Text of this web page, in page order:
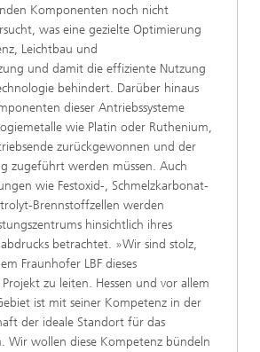
Komponenten noch nicht
was eine gezielte Optimierung
Leichtbau und
und damit die effiziente Nutzung
behindert. Darüber hinaus
dieser Antriebssysteme
wie Platin oder Ruthenium,
zurückgewonnen und der
zugeführt werden müssen. Auch
wie Festoxid-, Schmelzkarbonat-
Brennstoffzellen werden
hinsichtlich ihres
betrachtet. »Wir sind stolz,
Fraunhofer LBF dieses
zu leiten. Hessen und vor allem
ist mit seiner Kompetenz in der
der ideale Standort für das
Wir wollen diese Kompetenz bündeln